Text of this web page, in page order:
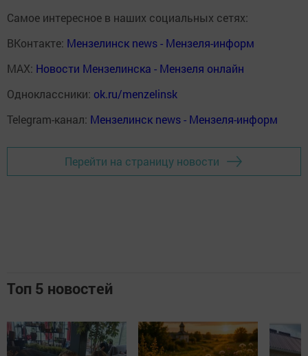
Самое интересное в наших социальных сетях:
ВКонтакте: Мензелинск news - Мензеля-информ
MAX: Новости Мензелинска - Мензеля онлайн
Одноклассники: ok.ru/menzelinsk
Telegram-канал: Мензелинск news - Мензеля-информ
Перейти на страницу новости
Топ 5 новостей